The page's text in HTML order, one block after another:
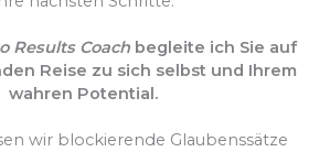
Results Coachbegleite ich Sie auf
Reise zu sich selbst und Ihrem
wahren Potential.
wir blockierende Glaubenssätze